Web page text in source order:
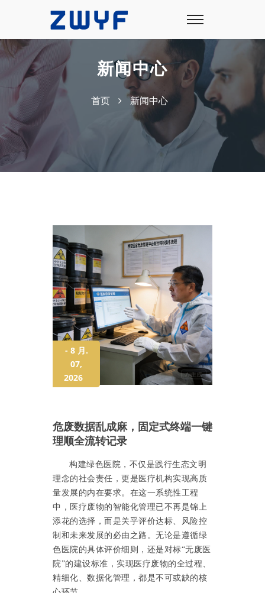
新闻中心
首页 新闻中心
- 8 月.
07,
2026
危废数据乱成麻，固定式终端一键
理顺全流转记录
构建绿色医院，不仅是践行生态文明
理念的社会责任，更是医疗机构实现高质
量发展的内在要求。在这一系统性工程
中，医疗废物的智能化管理已不再是锦上
添花的选择，而是关乎评价达标、风险控
制和未来发展的必由之路。无论是遵循绿
色医院的具体评价细则，还是对标“无废医
院”的建设标准，实现医疗废物的全过程、
精细化、数据化管理，都是不可或缺的核